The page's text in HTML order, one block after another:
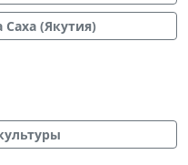
Саха (Якутия)